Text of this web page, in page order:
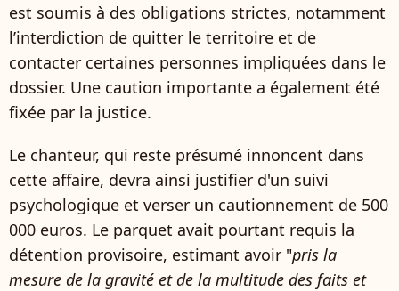
est soumis à des obligations strictes, notamment
l’interdiction de quitter le territoire et de
contacter certaines personnes impliquées dans le
dossier. Une caution importante a également été
fixée par la justice.
Le chanteur, qui reste présumé innoncent dans
cette affaire, devra ainsi justifier d'un suivi
psychologique et verser un cautionnement de 500
000 euros. Le parquet avait pourtant requis la
détention provisoire, estimant avoir "pris la
mesure de la gravité et de la multitude des faits et